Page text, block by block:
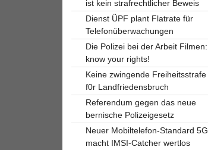
ist kein strafrechtlicher Beweis
Dienst ÜPF plant Flatrate für
Telefonüberwachungen
Die Polizei bei der Arbeit Filmen:
know your rights!
Keine zwingende Freiheitsstrafe
f0r Landfriedensbruch
Referendum gegen das neue
bernische Polizeigesetz
Neuer Mobiltelefon-Standard 5G
macht IMSI-Catcher wertlos